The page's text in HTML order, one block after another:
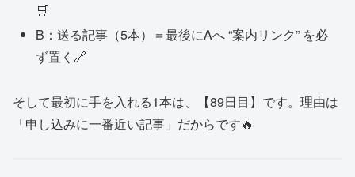
🛒
B：送る記事（5本）＝最後にAへ “案内リンク” を必
ず置く🔗
そして最初に手を入れる1本は、【89日目】です。理由は
「申し込みに一番近い記事」だからです🔥